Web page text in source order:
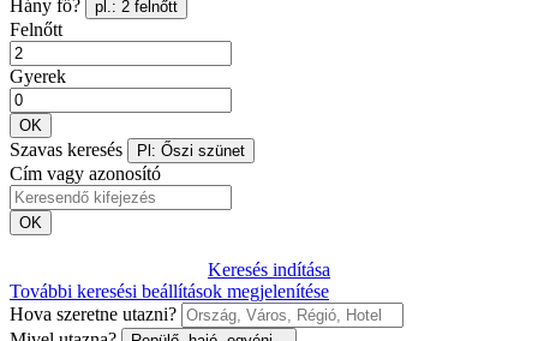
Hány fő? pl.: 2 felnőtt
Felnőtt
Gyerek
OK
Szavas keresés Pl: Őszi szünet
Cím vagy azonosító
OK
Keresés indítása
További keresési beállítások megjelenítése
Hova szeretne utazni?